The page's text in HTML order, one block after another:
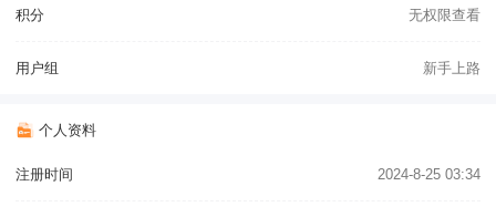
积分 无权限查看
用户组 新手上路
个人资料
注册时间 2024-8-25 03:34